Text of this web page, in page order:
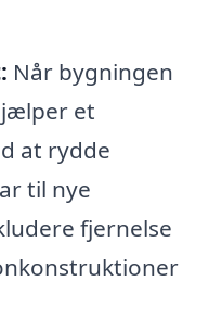
Når bygningen
et
at rydde
til nye
fjernelse